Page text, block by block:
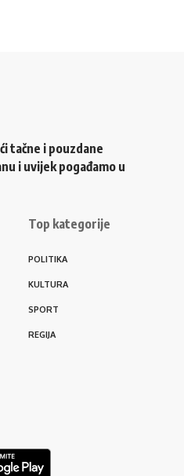
tačne i pouzdane
i uvijek pogađamo u
Top kategorije
POLITIKA
KULTURA
SPORT
REGIJA